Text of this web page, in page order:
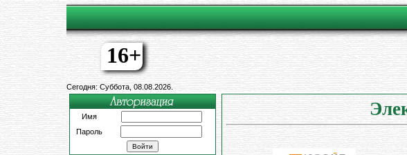
16+
Сегодня: Суббота, 08.08.2026.
Имя
Пароль